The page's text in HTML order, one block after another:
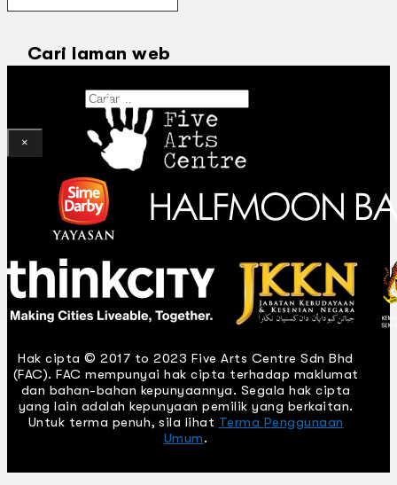
Cari laman web
×
Hak cipta © 2017 to 2023 Five Arts Centre Sdn Bhd
(FAC). FAC mempunyai hak cipta terhadap maklumat
dan bahan-bahan kepunyaannya. Segala hak cipta
yang lain adalah kepunyaan pemilik yang berkaitan.
Untuk terma penuh, sila lihat Terma Penggunaan
Umum.